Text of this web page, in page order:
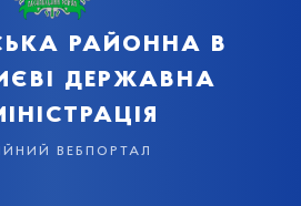
районна в
державна
вебпортал